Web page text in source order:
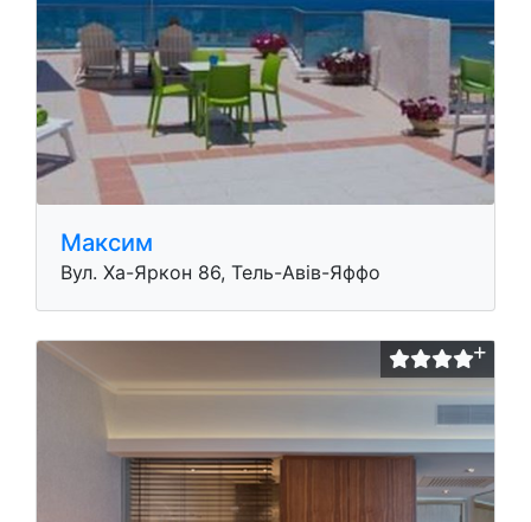
Максим
Вул. Ха-Яркон 86, Тель-Авів-Яффо